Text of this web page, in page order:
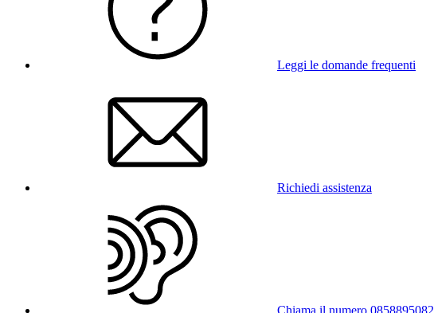
Leggi le domande frequenti
Richiedi assistenza
Chiama il numero 0858895082